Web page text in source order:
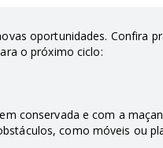
oportunidades. Confira
o próximo ciclo:
conservada e com a
como móveis ou